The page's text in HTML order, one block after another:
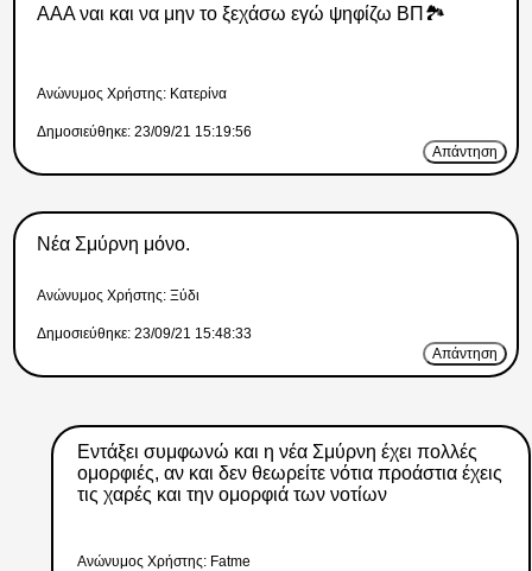
ΑΑΑ ναι και να μην το ξεχάσω εγώ ψηφίζω ΒΠ🏞️
Ανώνυμος Xρήστης: Κατερίνα
Δημοσιεύθηκε: 23/09/21 15:19:56
Απάντηση
Νέα Σμύρνη μόνο.
Ανώνυμος Xρήστης: Ξύδι
Δημοσιεύθηκε: 23/09/21 15:48:33
Απάντηση
Εντάξει συμφωνώ και η νέα Σμύρνη έχει πολλές
ομορφιές, αν και δεν θεωρείτε νότια προάστια έχεις
τις χαρές και την ομορφιά των νοτίων
Ανώνυμος Xρήστης: Fatme